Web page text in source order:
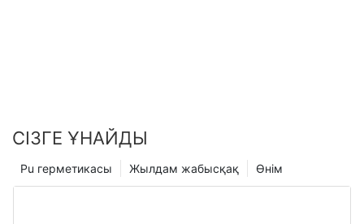
СІЗГЕ ҰНАЙДЫ
Өнім
Жылдам жабысқақ
Pu герметикасы